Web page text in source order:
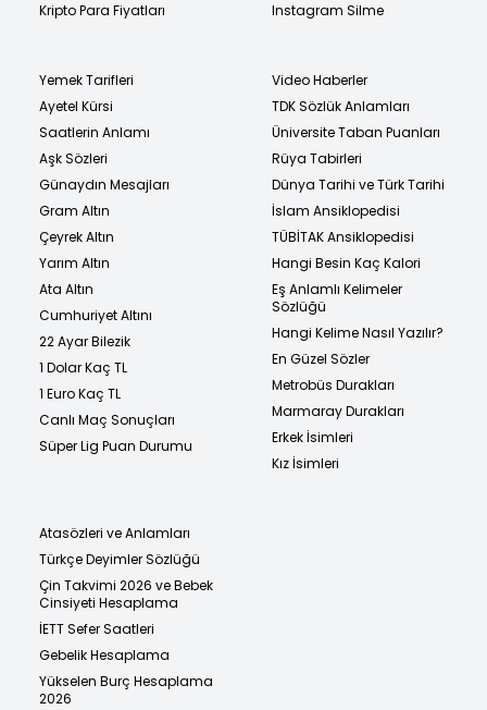
Kripto Para Fiyatları
Instagram Silme
Yemek Tarifleri
Ayetel Kürsi
Saatlerin Anlamı
Aşk Sözleri
Günaydın Mesajları
Gram Altın
Çeyrek Altın
Yarım Altın
Ata Altın
Cumhuriyet Altını
22 Ayar Bilezik
1 Dolar Kaç TL
1 Euro Kaç TL
Canlı Maç Sonuçları
Süper Lig Puan Durumu
Video Haberler
TDK Sözlük Anlamları
Üniversite Taban Puanları
Rüya Tabirleri
Dünya Tarihi ve Türk Tarihi
İslam Ansiklopedisi
TÜBİTAK Ansiklopedisi
Hangi Besin Kaç Kalori
Eş Anlamlı Kelimeler
Sözlüğü
Hangi Kelime Nasıl Yazılır?
En Güzel Sözler
Metrobüs Durakları
Marmaray Durakları
Erkek İsimleri
Kız İsimleri
Atasözleri ve Anlamları
Türkçe Deyimler Sözlüğü
Çin Takvimi 2026 ve Bebek
Cinsiyeti Hesaplama
İETT Sefer Saatleri
Gebelik Hesaplama
Yükselen Burç Hesaplama
2026